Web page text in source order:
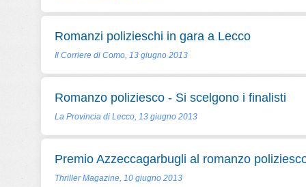
Romanzi polizieschi in gara a Lecco
Il Corriere di Como, 13 giugno 2013
Romanzo poliziesco - Si scelgono i finalisti
La Provincia di Lecco, 13 giugno 2013
Premio Azzeccagarbugli al romanzo
Thriller Magazine, 10 giugno 2013